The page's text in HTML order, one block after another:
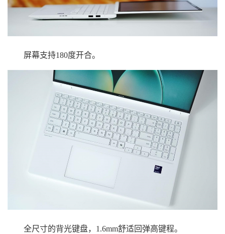
屏幕支持180度开合。
全尺寸的背光键盘，1.6mm舒适回弹高键程。